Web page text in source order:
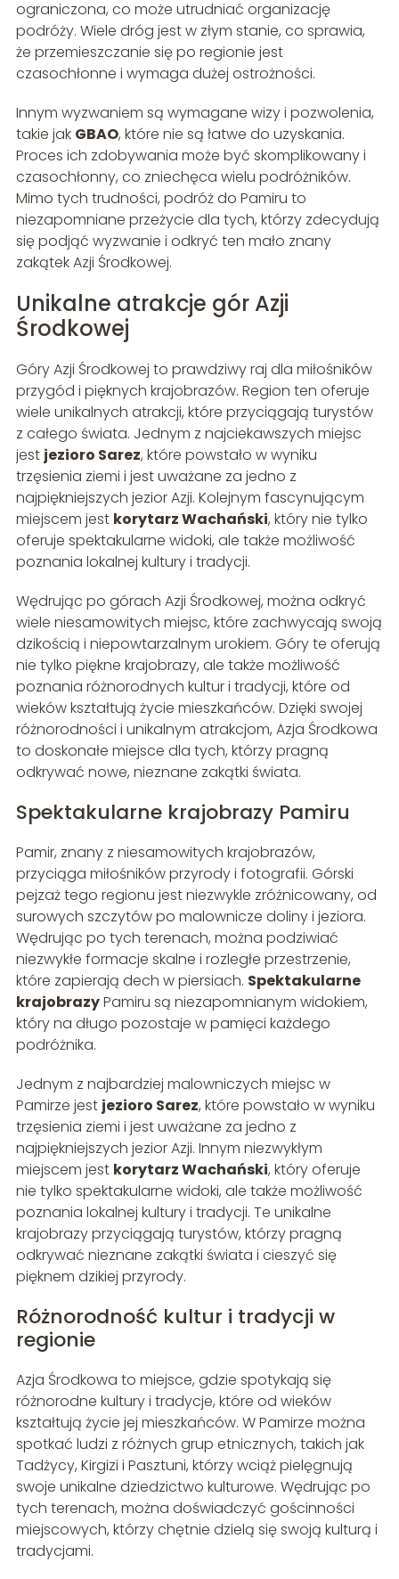
ograniczona, co może utrudniać organizację
podróży. Wiele dróg jest w złym stanie, co sprawia,
że przemieszczanie się po regionie jest
czasochłonne i wymaga dużej ostrożności.
Innym wyzwaniem są wymagane wizy i pozwolenia,
takie jak GBAO, które nie są łatwe do uzyskania.
Proces ich zdobywania może być skomplikowany i
czasochłonny, co zniechęca wielu podróżników.
Mimo tych trudności, podróż do Pamiru to
niezapomniane przeżycie dla tych, którzy zdecydują
się podjąć wyzwanie i odkryć ten mało znany
zakątek Azji Środkowej.
Unikalne atrakcje gór Azji
Środkowej
Góry Azji Środkowej to prawdziwy raj dla miłośników
przygód i pięknych krajobrazów. Region ten oferuje
wiele unikalnych atrakcji, które przyciągają turystów
z całego świata. Jednym z najciekawszych miejsc
jest jezioro Sarez, które powstało w wyniku
trzęsienia ziemi i jest uważane za jedno z
najpiękniejszych jezior Azji. Kolejnym fascynującym
miejscem jest korytarz Wachański, który nie tylko
oferuje spektakularne widoki, ale także możliwość
poznania lokalnej kultury i tradycji.
Wędrując po górach Azji Środkowej, można odkryć
wiele niesamowitych miejsc, które zachwycają swoją
dzikością i niepowtarzalnym urokiem. Góry te oferują
nie tylko piękne krajobrazy, ale także możliwość
poznania różnorodnych kultur i tradycji, które od
wieków kształtują życie mieszkańców. Dzięki swojej
różnorodności i unikalnym atrakcjom, Azja Środkowa
to doskonałe miejsce dla tych, którzy pragną
odkrywać nowe, nieznane zakątki świata.
Spektakularne krajobrazy Pamiru
Pamir, znany z niesamowitych krajobrazów,
przyciąga miłośników przyrody i fotografii. Górski
pejzaż tego regionu jest niezwykle zróżnicowany, od
surowych szczytów po malownicze doliny i jeziora.
Wędrując po tych terenach, można podziwiać
niezwykłe formacje skalne i rozległe przestrzenie,
które zapierają dech w piersiach. Spektakularne
krajobrazyPamiru są niezapomnianym widokiem,
który na długo pozostaje w pamięci każdego
podróżnika.
Jednym z najbardziej malowniczych miejsc w
Pamirze jest jezioro Sarez, które powstało w wyniku
trzęsienia ziemi i jest uważane za jedno z
najpiękniejszych jezior Azji. Innym niezwykłym
miejscem jest korytarz Wachański, który oferuje
nie tylko spektakularne widoki, ale także możliwość
poznania lokalnej kultury i tradycji. Te unikalne
krajobrazy przyciągają turystów, którzy pragną
odkrywać nieznane zakątki świata i cieszyć się
pięknem dzikiej przyrody.
Różnorodność kultur i tradycji w
regionie
Azja Środkowa to miejsce, gdzie spotykają się
różnorodne kultury i tradycje, które od wieków
kształtują życie jej mieszkańców. W Pamirze można
spotkać ludzi z różnych grup etnicznych, takich jak
Tadżycy, Kirgizi i Pasztuni, którzy wciąż pielęgnują
swoje unikalne dziedzictwo kulturowe. Wędrując po
tych terenach, można doświadczyć gościnności
miejscowych, którzy chętnie dzielą się swoją kulturą i
tradycjami.